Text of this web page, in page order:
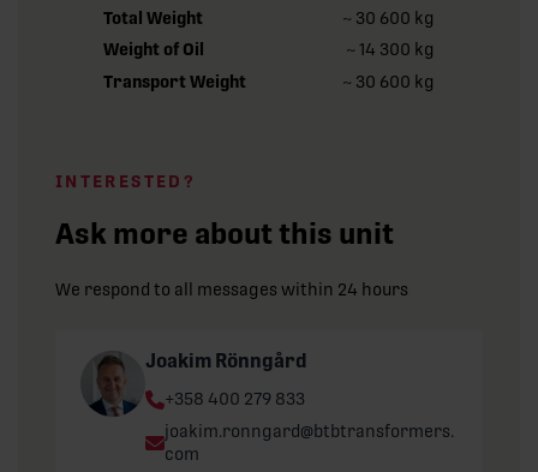
Total Weight
~ 30 600 kg
Weight of Oil
~ 14 300 kg
Transport Weight
~ 30 600 kg
INTERESTED?
Ask more about this unit
We respond to all messages within 24 hours
Joakim Rönngård
Phone:
+358 400 279 833
Email:
joakim.ronngard@btbtransformers.
com